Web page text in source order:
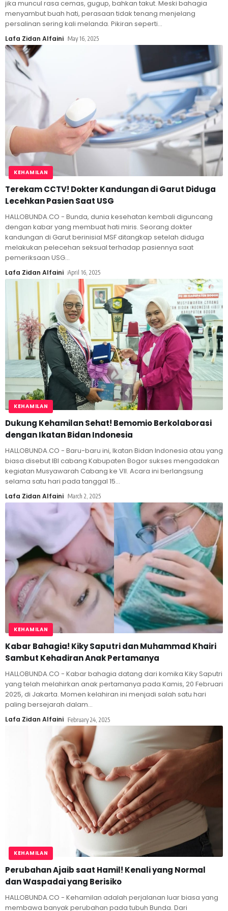
jika muncul rasa cemas, gugup, bahkan takut. Meski bahagia
menyambut buah hati, perasaan tidak tenang menjelang
persalinan sering kali melanda. Pikiran seperti…
Lafa Zidan Alfaini May 16, 2025
KEHAMILAN
Terekam CCTV! Dokter Kandungan di Garut Diduga
Lecehkan Pasien Saat USG
HALLOBUNDA.CO - Bunda, dunia kesehatan kembali diguncang
dengan kabar yang membuat hati miris. Seorang dokter
kandungan di Garut berinisial MSF ditangkap setelah diduga
melakukan pelecehan seksual terhadap pasiennya saat
pemeriksaan USG…
Lafa Zidan Alfaini April 16, 2025
KEHAMILAN
Dukung Kehamilan Sehat! Bemomio Berkolaborasi
dengan Ikatan Bidan Indonesia
HALLOBUNDA.CO - Baru-baru ini, Ikatan Bidan Indonesia atau yang
biasa disebut IBI cabang Kabupaten Bogor sukses mengadakan
kegiatan Musyawarah Cabang ke VII. Acara ini berlangsung
selama satu hari pada tanggal 15…
Lafa Zidan Alfaini March 2, 2025
KEHAMILAN
Kabar Bahagia! Kiky Saputri dan Muhammad Khairi
Sambut Kehadiran Anak Pertamanya
HALLOBUNDA.CO - Kabar bahagia datang dari komika Kiky Saputri
yang telah melahirkan anak pertamanya pada Kamis, 20 Februari
2025, di Jakarta. Momen kelahiran ini menjadi salah satu hari
paling bersejarah dalam…
Lafa Zidan Alfaini February 24, 2025
KEHAMILAN
Perubahan Ajaib saat Hamil! Kenali yang Normal
dan Waspadai yang Berisiko
HALLOBUNDA.CO - Kehamilan adalah perjalanan luar biasa yang
membawa banyak perubahan pada tubuh Bunda. Dari